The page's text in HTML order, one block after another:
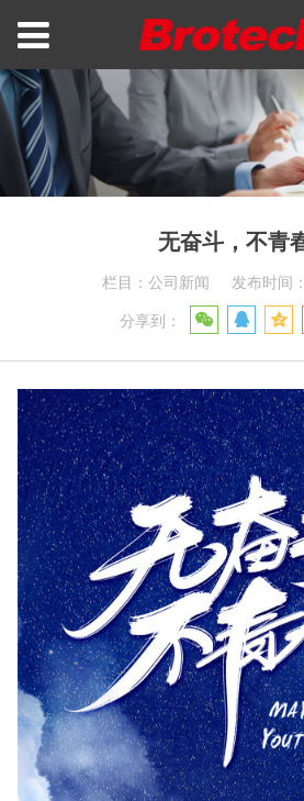
无奋斗，不青
栏目：公司新闻
发布时间
分享到：